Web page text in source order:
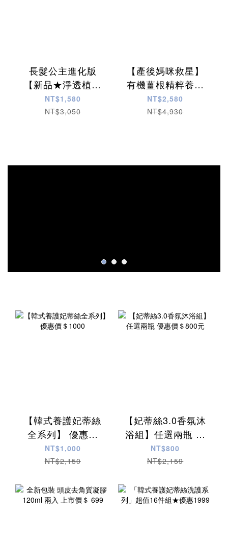
長髮公主進化版
【新品★淨透植萃
控油洗護組】
NT$1,580
NT$3,050
【產後媽咪救星】
有機薑根精粹養髮
四件組
NT$2,580
NT$4,930
【韓式養護妃蒂絲
全系列】 優惠價
＄1000
NT$1,000
NT$2,150
【妃蒂絲3.0香氛沐
浴組】任選兩瓶 優
惠價＄800元
NT$800
NT$2,159